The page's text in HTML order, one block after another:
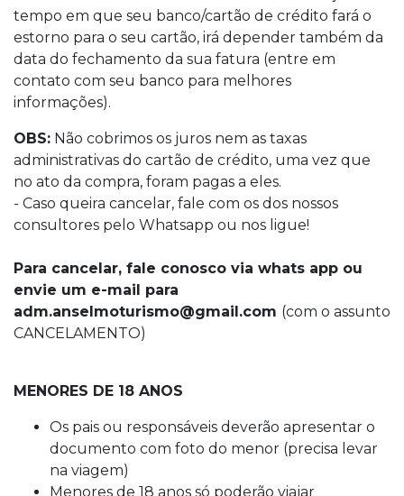
tempo em que seu banco/cartão de crédito fará o
estorno para o seu cartão, irá depender também da
data do fechamento da sua fatura (entre em
contato com seu banco para melhores
informações).
OBS: Não cobrimos os juros nem as taxas
administrativas do cartão de crédito, uma vez que
no ato da compra, foram pagas a eles.
- Caso queira cancelar, fale com os dos nossos
consultores pelo Whatsapp ou nos ligue!
Para cancelar, fale conosco via whats app ou
envie um e-mail para
adm.anselmoturismo@gmail.com (com o assunto
CANCELAMENTO)
MENORES DE 18 ANOS
Os pais ou responsáveis deverão apresentar o
documento com foto do menor (precisa levar
na viagem)
Menores de 18 anos só poderão viajar